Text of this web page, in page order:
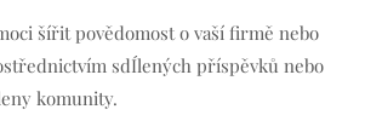
šířit povědomost o vaší firmě nebo
sdÍlených příspěvků nebo
komunity.